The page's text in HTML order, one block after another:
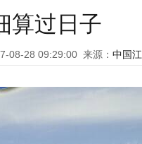
算过日子
08-28 09:29:00 来源： 中国